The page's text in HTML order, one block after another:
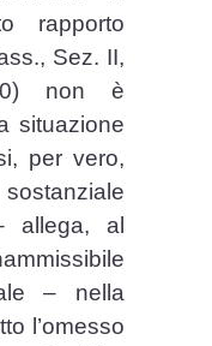
rapporto
Sez. II,
non è
situazione
per vero,
allega, al
– nella
l’omesso